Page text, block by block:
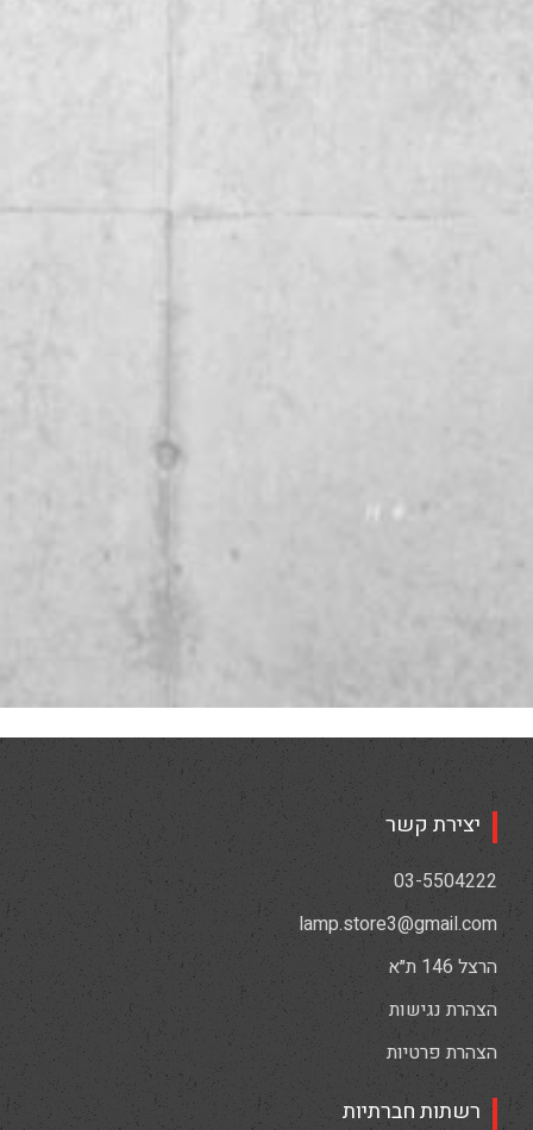
יצירת קשר
03-5504222
lamp.store3@gmail.com
הרצל 146 ת״א
הצהרת נגישות
הצהרת פרטיות
רשתות חברתיות